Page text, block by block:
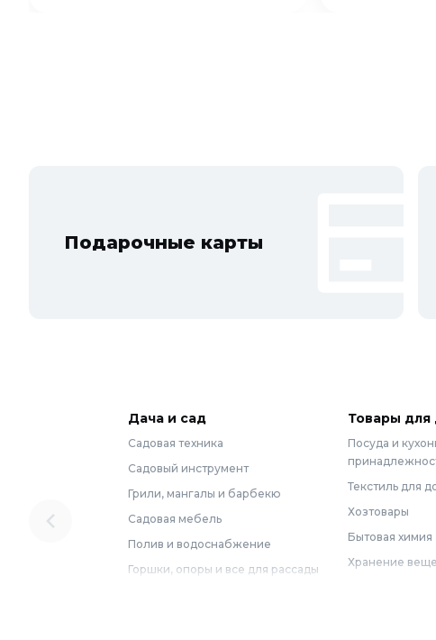
Подарочные карты
Дача и сад
Садовая техника
Садовый инструмент
Грили, мангалы и барбекю
Садовая мебель
Полив и водоснабжение
Горшки, опоры и все для рассады
Товары для
Посуда и
Текстиль для
Хозтовары
Бытовая химия
Хранение